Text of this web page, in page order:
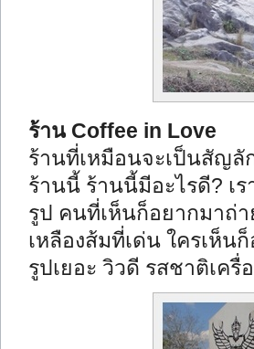
ร้าน Coffee in Love
ร้านที่เหมือนจะเป็นสัญลั
ร้านนี้ ร้านนี้มีอะไรดี? เ
รูป คนที่เห็นก็อยากมาถ่
เหลืองส้มที่เด่น ใครเห็น
รูปเยอะ วิวดี รสชาติเค